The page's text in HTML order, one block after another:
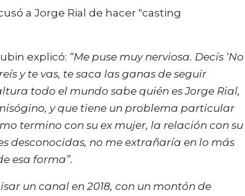
explicó: “Me puse muy nerviosa. Decís ‘No
y te vas, te saca las ganas de seguir
todo el mundo sabe quién es Jorge Rial,
y que tiene un problema particular
termino con su ex mujer, la relación con su
desconocidas, no me extrañaría en lo más
esa forma”.
un canal en 2018, con un montón de